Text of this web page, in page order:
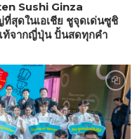
Sushi Ginza
สุดในเอเชีย ชูจุดเด่นซูชิ
ท้จากญี่ปุ่น ปั้นสดทุกคำ